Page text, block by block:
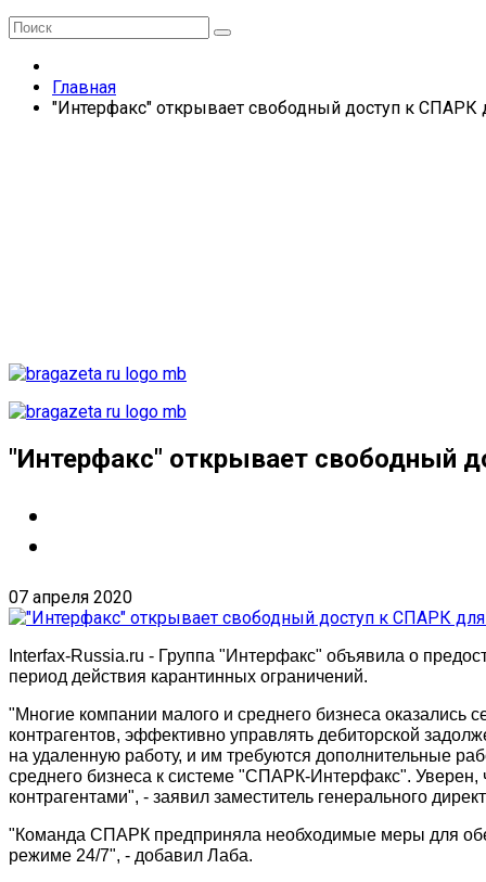
Главная
"Интерфакс" открывает свободный доступ к СПАРК
"Интерфакс" открывает свободный
07 апреля 2020
Interfax-Russia.ru - Группа "Интерфакс" объявила о
период действия карантинных ограничений.
"Многие компании малого и среднего бизнеса оказались
контрагентов, эффективно управлять дебиторской
на удаленную работу, и им требуются дополнительные
среднего бизнеса к системе "СПАРК-Интерфакс". Уверен,
контрагентами", - заявил заместитель генерального
"Команда СПАРК предприняла необходимые меры для
режиме 24/7", - добавил Лаба.